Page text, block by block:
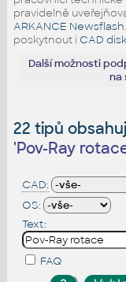
pravidelně
ARKANCE Newsflash
poskytnout i CAD
Další možnosti
na
22 tipů
'Pov-Ray
CAD:
OS:
Text:
FAQ